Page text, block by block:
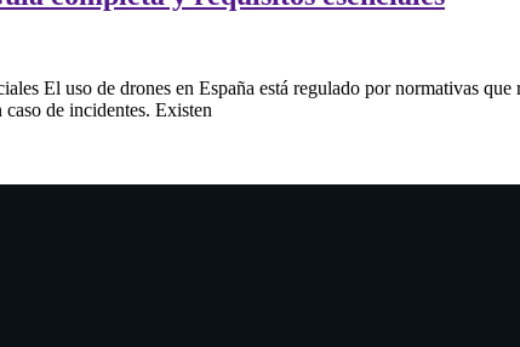
El uso de drones en España está regulado por normativas
de incidentes. Existen